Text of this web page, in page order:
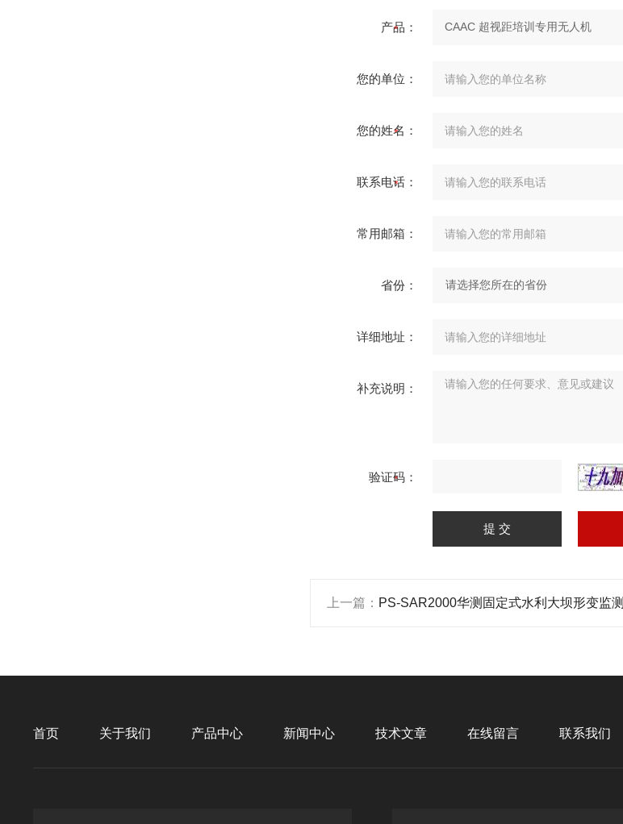
产品：
您的单位：
您的姓名：
联系电话：
常用邮箱：
省份：
详细地址：
补充说明：
验证码：
上一篇： PS-SAR2000华测固定式水利大坝形变监测边坡雷达
首页 关于我们 产品中心 新闻中心 技术文章 在线留言 联系我们